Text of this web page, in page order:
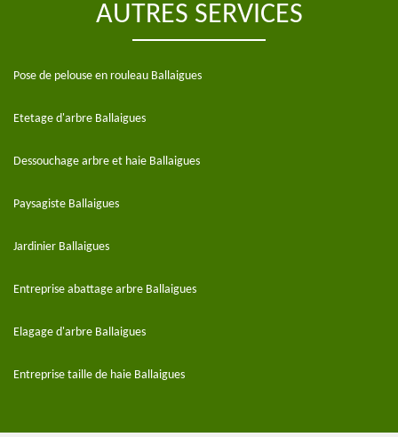
AUTRES SERVICES
Pose de pelouse en rouleau Ballaigues
Etetage d'arbre Ballaigues
Dessouchage arbre et haie Ballaigues
Paysagiste Ballaigues
Jardinier Ballaigues
Entreprise abattage arbre Ballaigues
Elagage d'arbre Ballaigues
Entreprise taille de haie Ballaigues